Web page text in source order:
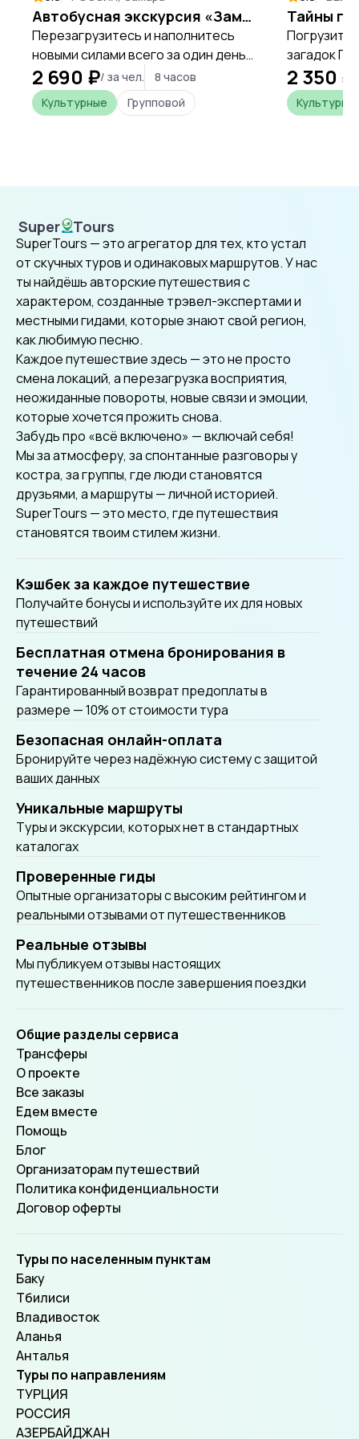
Автобусная экскурсия «Замок Гарибальди»
Перезагрузитесь и наполнитесь
новыми силами всего за один день,
открывая уникальные места
Самарской области.
2 690 ₽/ за чел.
8 часов
Культурные
Групповой
загадок
магии и
2 350 ₽
Super Tours
SuperTours
SuperTours — это агрегатор для тех, кто устал
от скучных туров и одинаковых маршрутов. У нас
ты найдёшь авторские путешествия с
характером, созданные трэвел-экспертами и
местными гидами, которые знают свой регион,
как любимую песню.
Каждое путешествие здесь — это не просто
смена локаций, а перезагрузка восприятия,
неожиданные повороты, новые связи и эмоции,
которые хочется прожить снова.
Забудь про «всё включено» — включай себя!
Мы за атмосферу, за спонтанные разговоры у
костра, за группы, где люди становятся
друзьями, а маршруты — личной историей.
SuperTours — это место, где путешествия
становятся твоим стилем жизни.
Кэшбек за каждое путешествие
Получайте бонусы и используйте их для новых
путешествий
Бесплатная отмена бронирования в
течение 24 часов
Гарантированный возврат предоплаты в
размере — 10% от стоимости тура
Безопасная онлайн-оплата
Бронируйте через надёжную систему с защитой
ваших данных
Уникальные маршруты
Tуры и экскурсии, которых нет в стандартных
каталогах
Проверенные гиды
Опытные организаторы с высоким рейтингом и
реальными отзывами от путешественников
Реальные отзывы
Мы публикуем отзывы настоящих
путешественников после завершения поездки
Общие разделы сервиса
Трансферы
О проекте
Все заказы
Едем вместе
Помощь
Блог
Организаторам путешествий
Политика конфиденциальности
Договор оферты
Туры по населенным пунктам
Баку
Тбилиси
Владивосток
Аланья
Анталья
Туры по направлениям
ТУРЦИЯ
РОССИЯ
АЗЕРБАЙДЖАН